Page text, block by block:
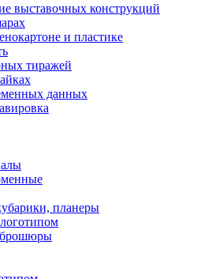
выставочных конструкций
и пластике
тиражей
данных
планеры
брошюры